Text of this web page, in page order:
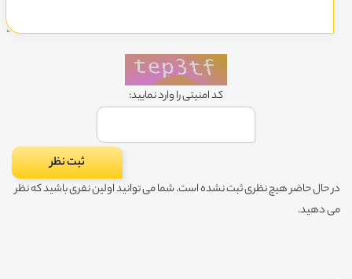
کد امنیتی را وارد نمایید:
در حال حاضر هیچ نظری ثبت نشده است. شما می توانید اولین نفری باشید که نظر
می دهید.